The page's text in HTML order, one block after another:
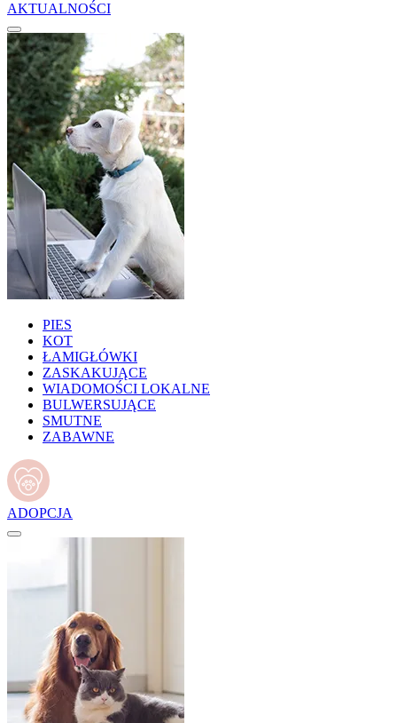
AKTUALNOŚCI
PIES
KOT
ŁAMIGŁÓWKI
ZASKAKUJĄCE
WIADOMOŚCI LOKALNE
BULWERSUJĄCE
SMUTNE
ZABAWNE
ADOPCJA